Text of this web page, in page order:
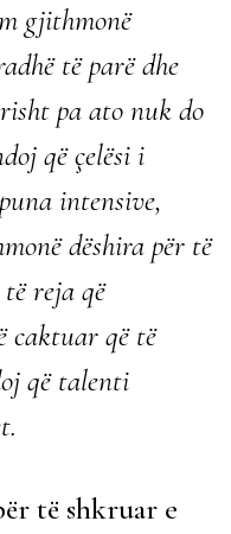
gjithmonë
të parë dhe
pa ato nuk do
që çelësi i
intensive,
dëshira për të
reja që
caktuar që të
që talenti
të shkruar e